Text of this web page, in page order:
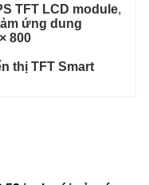
TFT LCD module
ứng dung
800
thị TFT Smart